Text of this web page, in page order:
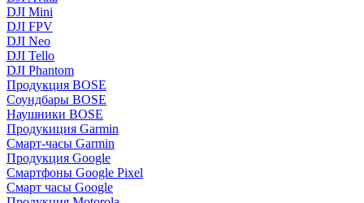
DJI Mini
DJI FPV
DJI Neo
DJI Tello
DJI Phantom
Продукция BOSE
Соундбары BOSE
Наушники BOSE
Продукиция Garmin
Смарт-часы Garmin
Продукция Google
Смартфоны Google Pixel
Смарт часы Google